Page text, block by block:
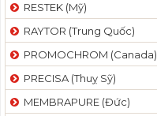
RESTEK (Mỹ)
RAYTOR (Trung Quốc)
PROMOCHROM (Canada)
PRECISA (Thuỵ Sỹ)
MEMBRAPURE (Đức)